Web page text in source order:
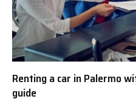
Renting a car in Palermo
guide